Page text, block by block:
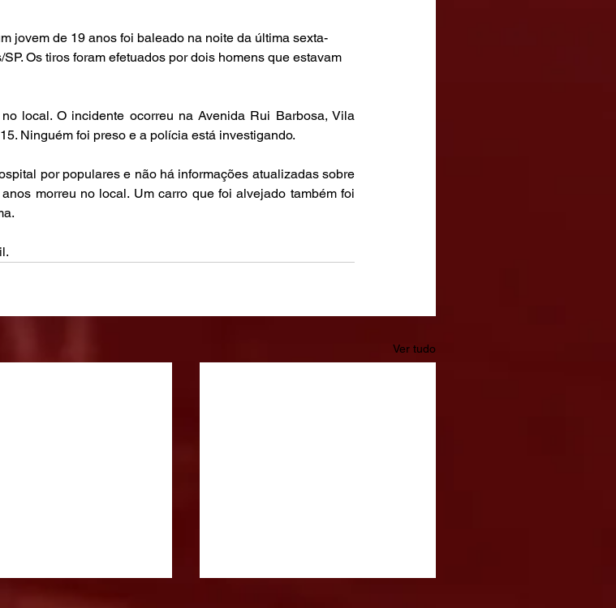
jovem de 19 anos foi baleado na noite da última sexta-
Os tiros foram efetuados por dois homens que estavam
local. O incidente ocorreu na Avenida Rui Barbosa, Vila
Ninguém foi preso e a polícia está investigando.
por populares e não há informações atualizadas sobre
morreu no local. Um carro que foi alvejado também foi
Ver tudo